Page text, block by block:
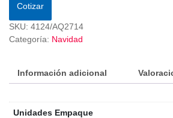
Cotizar
SKU: 4124/AQ2714
Categoría: Navidad
Información adicional
Unidades Empaque